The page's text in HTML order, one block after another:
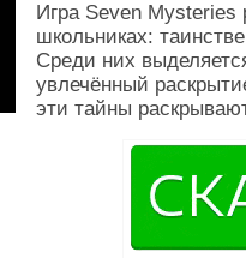
Игра Seven Mysteries
школьниках:
Среди них
увлечённый
эти тайны